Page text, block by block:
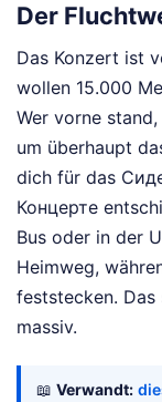
Der
Das Konzert ist
wollen 15.000
Wer vorne
um überhaupt
dich für das
Концерте
Bus oder in der
Heimweg,
feststecken.
massiv.
📖 Verwandt: